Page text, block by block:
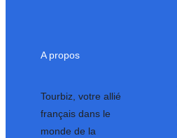
A propos
Tourbiz, votre allié
français dans le
monde de la